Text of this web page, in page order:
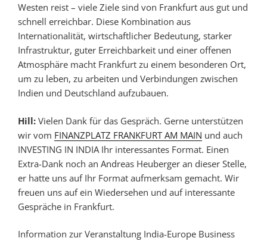
Westen reist – viele Ziele sind von Frankfurt aus gut und
schnell erreichbar. Diese Kombination aus
Internationalität, wirtschaftlicher Bedeutung, starker
Infrastruktur, guter Erreichbarkeit und einer offenen
Atmosphäre macht Frankfurt zu einem besonderen Ort,
um zu leben, zu arbeiten und Verbindungen zwischen
Indien und Deutschland aufzubauen.
Hill: Vielen Dank für das Gespräch. Gerne unterstützen
wir vom FINANZPLATZ FRANKFURT AM MAIN und auch
INVESTING IN INDIA Ihr interessantes Format. Einen
Extra-Dank noch an Andreas Heuberger an dieser Stelle,
er hatte uns auf Ihr Format aufmerksam gemacht. Wir
freuen uns auf ein Wiedersehen und auf interessante
Gespräche in Frankfurt.
Information zur Veranstaltung India-Europe Business